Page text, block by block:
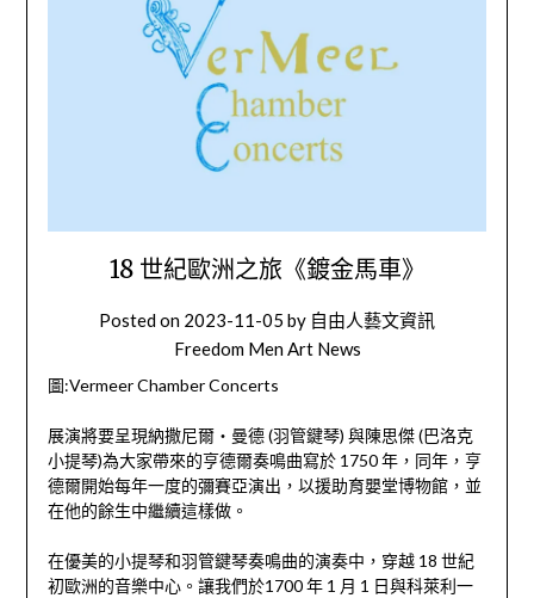
18 世紀歐洲之旅《鍍金馬車》
Posted on 2023-11-05 by 自由人藝文資訊
Freedom Men Art News
圖:Vermeer Chamber Concerts
展演將要呈現納撒尼爾‧曼德 (羽管鍵琴) 與陳思傑 (巴洛克
小提琴)為大家帶來的亨德爾奏鳴曲寫於 1750 年，同年，亨
德爾開始每年一度的彌賽亞演出，以援助育嬰堂博物館，並
在他的餘生中繼續這樣做。
在優美的小提琴和羽管鍵琴奏鳴曲的演奏中，穿越 18 世紀
初歐洲的音樂中心。讓我們於1700 年 1 月 1 日與科萊利一